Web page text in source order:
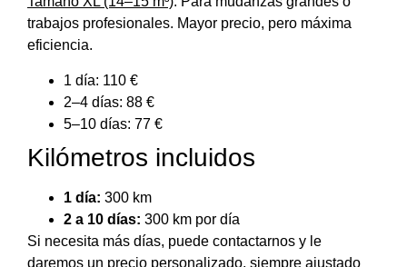
trabajos profesionales. Mayor precio, pero máxima
eficiencia.
1 día: 110 €
2–4 días: 88 €
5–10 días: 77 €
Kilómetros incluidos
1 día: 300 km
2 a 10 días: 300 km por día
Si necesita más días, puede contactarnos y le
daremos un precio personalizado, siempre ajustado